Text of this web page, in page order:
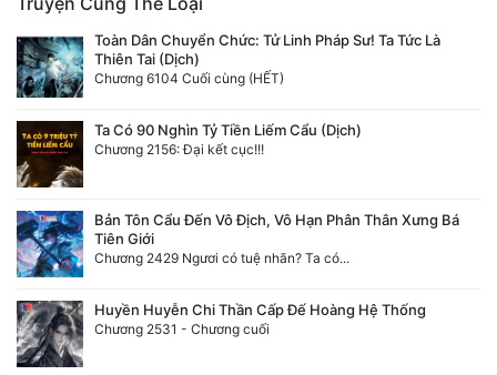
Toàn Dân Chuyển Chức: Tử Linh Pháp Sư! Ta Tức Là
Thiên Tai (Dịch)
Chương 6104 Cuối cùng (HẾT)
Ta Có 90 Nghìn Tỷ Tiền Liếm Cẩu (Dịch)
Chương 2156: Đại kết cục!!!
Bản Tôn Cẩu Đến Vô Địch, Vô Hạn Phân Thân Xưng Bá
Tiên Giới
Chương 2429 Ngươi có tuệ nhãn? Ta có...
Huyền Huyễn Chi Thần Cấp Đế Hoàng Hệ Thống
Chương 2531 - Chương cuối